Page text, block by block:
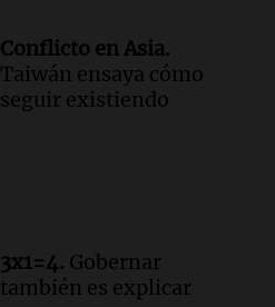
Conflicto en Asia.
Taiwán ensaya cómo
seguir existiendo
3x1=4. Gobernar
también es explicar